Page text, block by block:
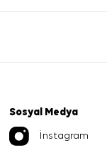
Sosyal Medya
İnstagram